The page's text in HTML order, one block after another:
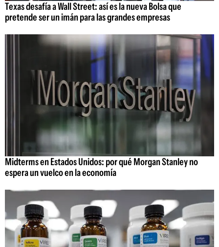
Texas desafía a Wall Street: así es la nueva Bolsa que
pretende ser un imán para las grandes empresas
Midterms en Estados Unidos: por qué Morgan Stanley no
espera un vuelco en la economía